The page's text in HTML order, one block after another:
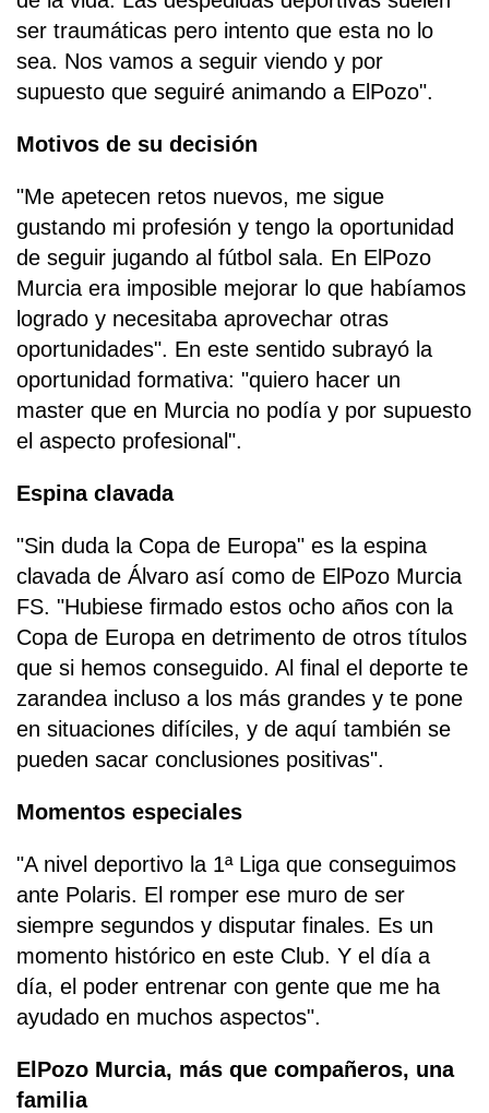
ser traumáticas pero intento que esta no lo
sea. Nos vamos a seguir viendo y por
supuesto que seguiré animando a ElPozo".
Motivos de su decisión
"Me apetecen retos nuevos, me sigue
gustando mi profesión y tengo la oportunidad
de seguir jugando al fútbol sala. En ElPozo
Murcia era imposible mejorar lo que habíamos
logrado y necesitaba aprovechar otras
oportunidades". En este sentido subrayó la
oportunidad formativa: "quiero hacer un
master que en Murcia no podía y por supuesto
el aspecto profesional".
Espina clavada
"Sin duda la Copa de Europa" es la espina
clavada de Álvaro así como de ElPozo Murcia
FS. "Hubiese firmado estos ocho años con la
Copa de Europa en detrimento de otros títulos
que si hemos conseguido. Al final el deporte te
zarandea incluso a los más grandes y te pone
en situaciones difíciles, y de aquí también se
pueden sacar conclusiones positivas".
Momentos especiales
"A nivel deportivo la 1ª Liga que conseguimos
ante Polaris. El romper ese muro de ser
siempre segundos y disputar finales. Es un
momento histórico en este Club. Y el día a
día, el poder entrenar con gente que me ha
ayudado en muchos aspectos".
ElPozo Murcia, más que compañeros, una
familia